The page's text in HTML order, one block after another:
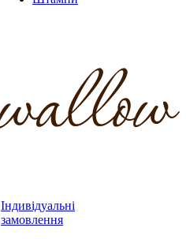
Індивідуальні
замовлення